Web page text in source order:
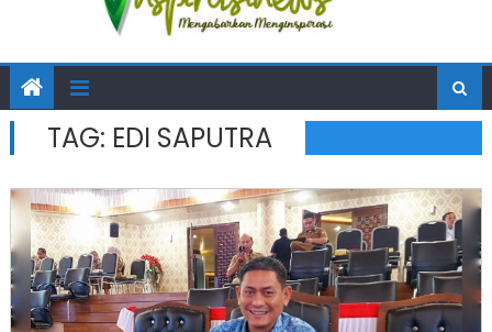
TAG: EDI SAPUTRA